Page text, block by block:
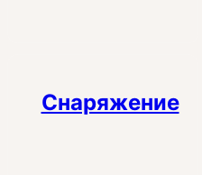
Снаряжение